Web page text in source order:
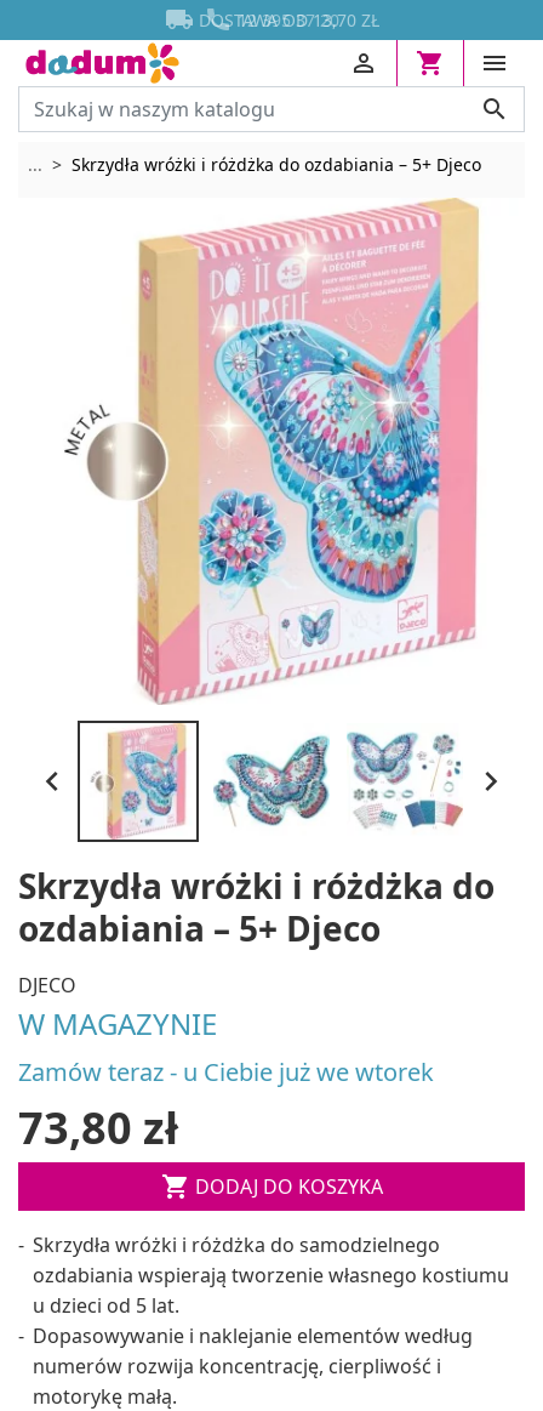

 DOSTAWA OD 13,70 ZŁ






... Rozwiń breadcrumbs
Skrzydła wróżki i różdżka do ozdabiania – 5+ Djeco
 
Skrzydła wróżki i różdżka do
ozdabiania – 5+ Djeco
DJECO
W MAGAZYNIE
Zamów teraz - u Ciebie już we wtorek
73,80 zł
 DODAJ DO KOSZYKA
Skrzydła wróżki i różdżka do samodzielnego
ozdabiania wspierają tworzenie własnego kostiumu
u dzieci od 5 lat.
Dopasowywanie i naklejanie elementów według
numerów rozwija koncentrację, cierpliwość i
motorykę małą.